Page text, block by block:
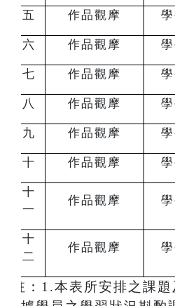
五 作品觀摩
六 作品觀摩
七 作品觀摩
八 作品觀摩
九 作品觀摩
十 作品觀摩
十
一
作品觀摩
十
二
作品觀摩
註： 1.本表所安排之課